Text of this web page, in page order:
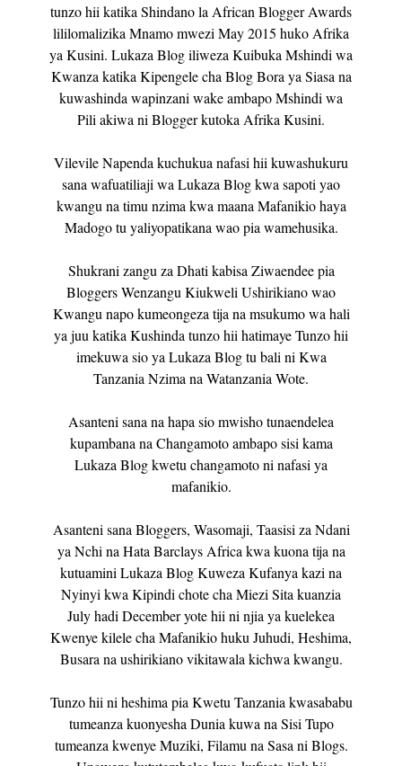
tunzo hii katika Shindano la African Blogger Awards
lililomalizika Mnamo mwezi May 2015 huko Afrika
ya Kusini. Lukaza Blog iliweza Kuibuka Mshindi wa
Kwanza katika Kipengele cha Blog Bora ya Siasa na
kuwashinda wapinzani wake ambapo Mshindi wa
Pili akiwa ni Blogger kutoka Afrika Kusini.
Vilevile Napenda kuchukua nafasi hii kuwashukuru
sana wafuatiliaji wa Lukaza Blog kwa sapoti yao
kwangu na timu nzima kwa maana Mafanikio haya
Madogo tu yaliyopatikana wao pia wamehusika.
Shukrani zangu za Dhati kabisa Ziwaendee pia
Bloggers Wenzangu Kiukweli Ushirikiano wao
Kwangu napo kumeongeza tija na msukumo wa hali
ya juu katika Kushinda tunzo hii hatimaye Tunzo hii
imekuwa sio ya Lukaza Blog tu bali ni Kwa
Tanzania Nzima na Watanzania Wote.
Asanteni sana na hapa sio mwisho tunaendelea
kupambana na Changamoto ambapo sisi kama
Lukaza Blog kwetu changamoto ni nafasi ya
mafanikio.
Asanteni sana Bloggers, Wasomaji, Taasisi za Ndani
ya Nchi na Hata Barclays Africa kwa kuona tija na
kutuamini Lukaza Blog Kuweza Kufanya kazi na
Nyinyi kwa Kipindi chote cha Miezi Sita kuanzia
July hadi December yote hii ni njia ya kuelekea
Kwenye kilele cha Mafanikio huku Juhudi, Heshima,
Busara na ushirikiano vikitawala kichwa kwangu.
Tunzo hii ni heshima pia Kwetu Tanzania kwasababu
tumeanza kuonyesha Dunia kuwa na Sisi Tupo
tumeanza kwenye Muziki, Filamu na Sasa ni Blogs.